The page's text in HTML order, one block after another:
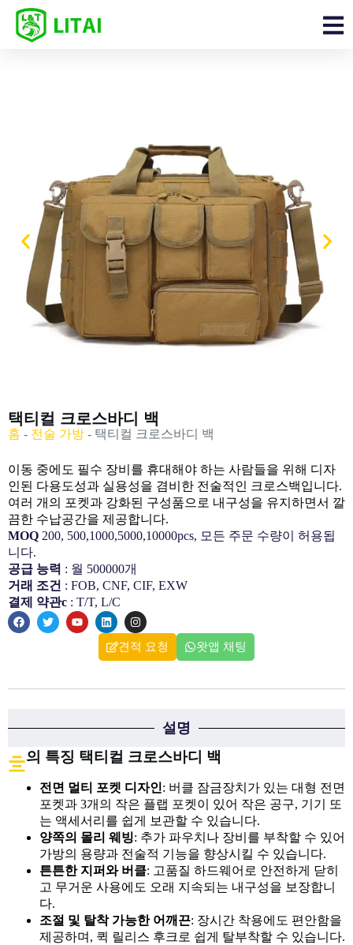
택티컬 크로스바디 백
홈 - 전술 가방 - 택티컬 크로스바디 백
이동 중에도 필수 장비를 휴대해야 하는 사람들을 위해 디자
인된 다용도성과 실용성을 겸비한 전술적인 크로스백입니다.
여러 개의 포켓과 강화된 구성품으로 내구성을 유지하면서 깔
끔한 수납공간을 제공합니다.
MOQ 200, 500,1000,5000,10000pcs, 모든 주문 수량이 허용됩
니다.
공급 능력 : 월 500000개
거래 조건 : FOB, CNF, CIF, EXW
결제 약관c : T/T, L/C
견적 요청 왓앱 채팅
설명
의 특징 택티컬 크로스바디 백
전면 멀티 포켓 디자인: 버클 잠금장치가 있는 대형 전면
포켓과 3개의 작은 플랩 포켓이 있어 작은 공구, 기기 또
는 액세서리를 쉽게 보관할 수 있습니다.
양쪽의 몰리 웨빙: 추가 파우치나 장비를 부착할 수 있어
가방의 용량과 전술적 기능을 향상시킬 수 있습니다.
튼튼한 지퍼와 버클: 고품질 하드웨어로 안전하게 닫히
고 무거운 사용에도 오래 지속되는 내구성을 보장합니
다.
조절 및 탈착 가능한 어깨끈: 장시간 착용에도 편안함을
제공하며, 퀵 릴리스 후크로 쉽게 탈부착할 수 있습니다.